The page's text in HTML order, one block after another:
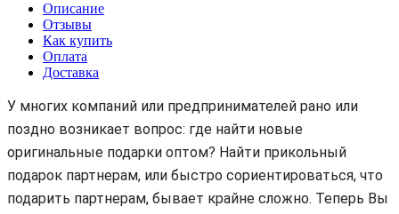
Описание
Отзывы
Как купить
Оплата
Доставка
У многих компаний или предпринимателей рано или
поздно возникает вопрос: где найти новые
оригинальные подарки оптом? Найти прикольный
подарок партнерам, или быстро сориентироваться, что
подарить партнерам, бывает крайне сложно. Теперь Вы